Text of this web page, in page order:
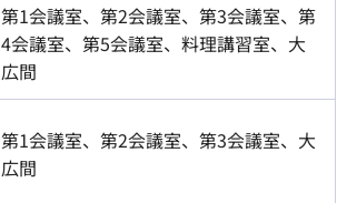
第1会議室、第2会議室、第3会議室、第
4会議室、第5会議室、料理講習室、大
広間
第1会議室、第2会議室、第3会議室、大
広間